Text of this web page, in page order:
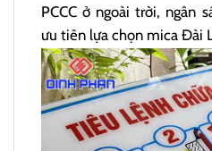
PCCC ở ngoài trời, ngân
ưu tiên lựa chọn mica Đài